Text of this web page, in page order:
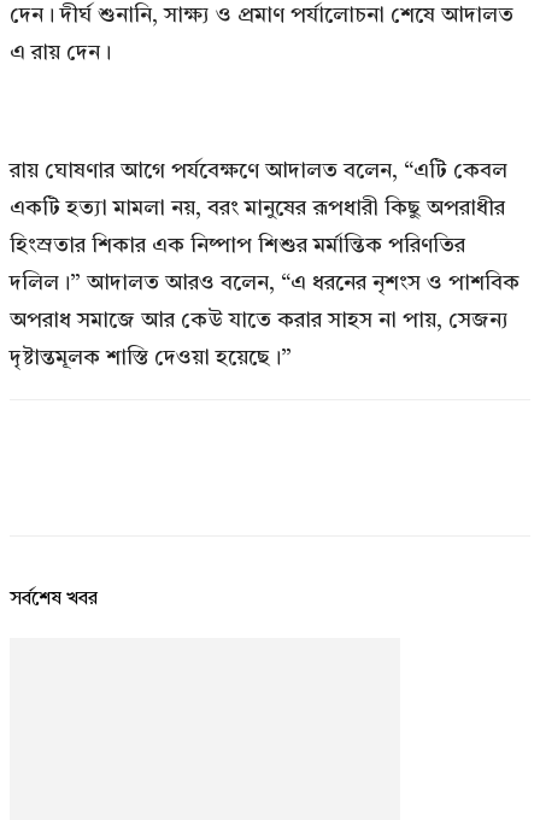
দেন। দীর্ঘ শুনানি, সাক্ষ্য ও প্রমাণ পর্যালোচনা শেষে আদালত
এ রায় দেন।
রায় ঘোষণার আগে পর্যবেক্ষণে আদালত বলেন, “এটি কেবল
একটি হত্যা মামলা নয়, বরং মানুষের রূপধারী কিছু অপরাধীর
হিংস্রতার শিকার এক নিষ্পাপ শিশুর মর্মান্তিক পরিণতির
দলিল।” আদালত আরও বলেন, “এ ধরনের নৃশংস ও পাশবিক
অপরাধ সমাজে আর কেউ যাতে করার সাহস না পায়, সেজন্য
দৃষ্টান্তমূলক শাস্তি দেওয়া হয়েছে।”
সর্বশেষ খবর